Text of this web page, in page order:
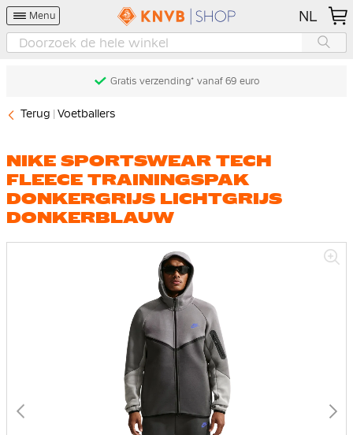
Menu NL
Gratis verzending* vanaf 69 euro
Terug Voetballers
NIKE SPORTSWEAR TECH
FLEECE TRAININGSPAK
DONKERGRIJS LICHTGRIJS
DONKERBLAUW